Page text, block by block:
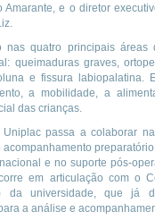
Amarante, e o diretor
nas quatro principais áreas
queimaduras graves,
e fissura labiopalatina.
a mobilidade, a
das crianças.
passa a colaborar
e no suporte pós-
em articulação com o
da universidade, que já
a análise e